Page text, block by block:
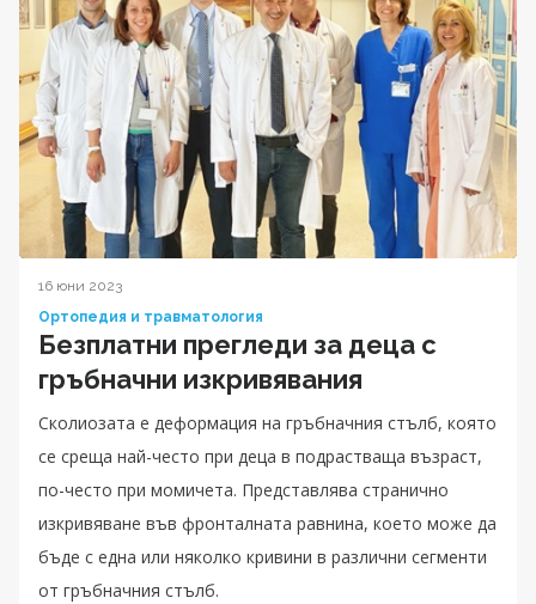
16 юни 2023
Ортопедия и травматология
Безплатни прегледи за деца с
гръбначни изкривявания
Сколиозата е деформация на гръбначния стълб, която
се среща най-често при деца в подрастваща възраст,
по-често при момичета. Представлява странично
изкривяване във фронталната равнина, което може да
бъде с една или няколко кривини в различни сегменти
от гръбначния стълб.